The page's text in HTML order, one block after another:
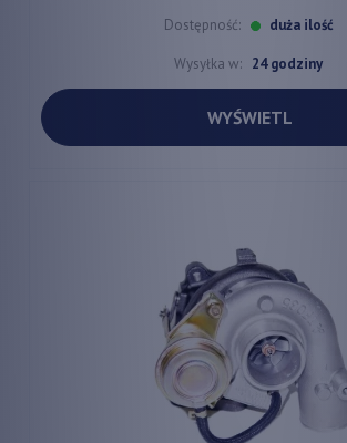
Dostępność: duża ilość
Wysyłka w: 24 godziny
WYŚWIETL